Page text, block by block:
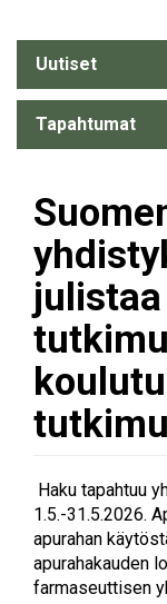
-
Uutiset
Tapahtumat
Haku tapahtuu
1.5.-31.5.2026.
apurahan
apurahakauden
farmaseuttisen